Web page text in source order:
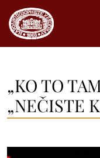
„KO TO
„NEČISTE